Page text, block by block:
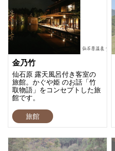
金乃竹
仙石原 露天風呂付き客室の
旅館。かぐや姫 のお話「竹
取物語」をコンセプトした旅
館です。
旅館